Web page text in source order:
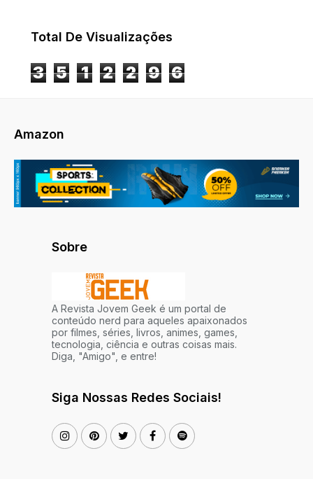
Total De Visualizações
3 5 1 2 2 9 6
Amazon
Sobre
A Revista Jovem Geek é um portal de
conteúdo nerd para aqueles apaixonados
por filmes, séries, livros, animes, games,
tecnologia, ciência e outras coisas mais.
Diga, "Amigo", e entre!
Siga Nossas Redes Sociais!